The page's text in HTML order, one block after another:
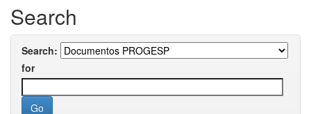
Search
Search:
for